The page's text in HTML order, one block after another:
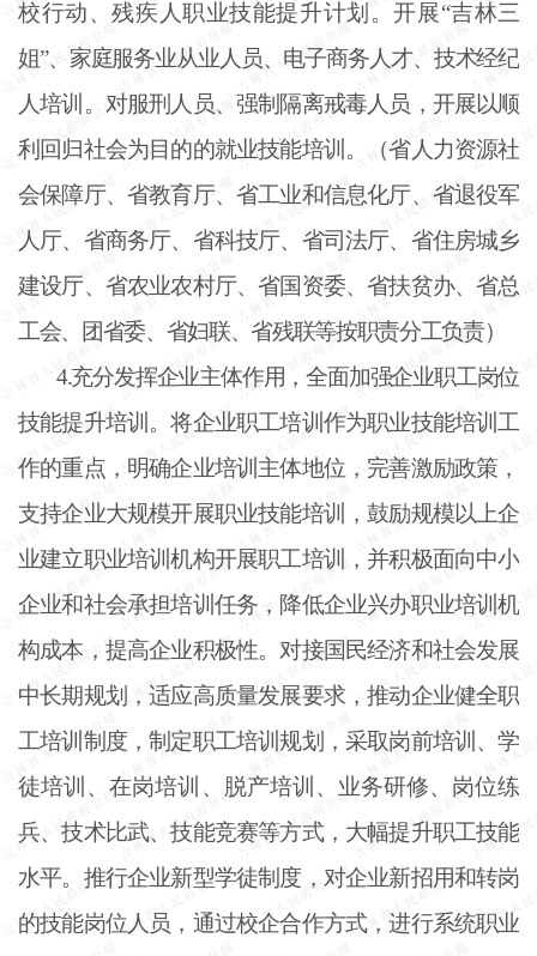
校行动、残疾人职业技能提升计划。开展“吉林三
姐”、家庭服务业从业人员、电子商务人才、技术经纪
人培训。对服刑人员、强制隔离戒毒人员，开展以顺
利回归社会为目的的就业技能培训。（省人力资源社
会保障厅、省教育厅、省工业和信息化厅、省退役军
人厅、省商务厅、省科技厅、省司法厅、省住房城乡
建设厅、省农业农村厅、省国资委、省扶贫办、省总
工会、团省委、省妇联、省残联等按职责分工负责）
4.充分发挥企业主体作用，全面加强企业职工岗位
技能提升培训。将企业职工培训作为职业技能培训工
作的重点，明确企业培训主体地位，完善激励政策，
支持企业大规模开展职业技能培训，鼓励规模以上企
业建立职业培训机构开展职工培训，并积极面向中小
企业和社会承担培训任务，降低企业兴办职业培训机
构成本，提高企业积极性。对接国民经济和社会发展
中长期规划，适应高质量发展要求，推动企业健全职
工培训制度，制定职工培训规划，采取岗前培训、学
徒培训、在岗培训、脱产培训、业务研修、岗位练
兵、技术比武、技能竞赛等方式，大幅提升职工技能
水平。推行企业新型学徒制度，对企业新招用和转岗
的技能岗位人员，通过校企合作方式，进行系统职业